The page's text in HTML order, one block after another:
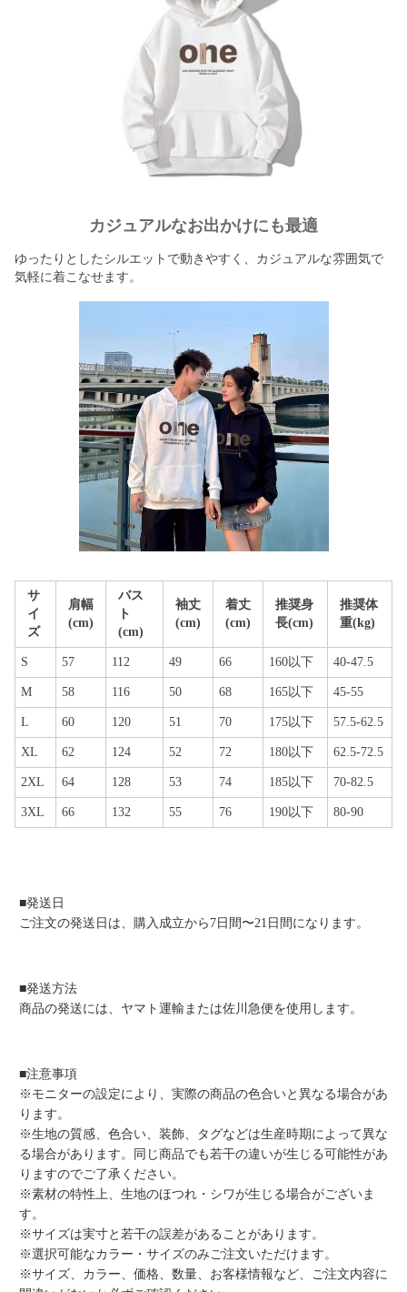
カジュアルなお出かけにも最適
ゆったりとしたシルエットで動きやすく、カジュアルな雰囲気で
気軽に着こなせます。
サ
イ
ズ
肩幅
(cm)
バス
ト
(cm)
袖丈
(cm)
着丈
(cm)
推奨身
長(cm)
推奨体
重(kg)
S 57 112 49 66 160以下 40-47.5
M 58 116 50 68 165以下 45-55
L 60 120 51 70 175以下 57.5-62.5
XL 62 124 52 72 180以下 62.5-72.5
2XL 64 128 53 74 185以下 70-82.5
3XL 66 132 55 76 190以下 80-90
■発送日
ご注文の発送日は、購入成立から7日間〜21日間になります。
■発送方法
商品の発送には、ヤマト運輸または佐川急便を使用します。
■注意事項
※モニターの設定により、実際の商品の色合いと異なる場合があ
ります。
※生地の質感、色合い、装飾、タグなどは生産時期によって異な
る場合があります。同じ商品でも若干の違いが生じる可能性があ
りますのでご了承ください。
※素材の特性上、生地のほつれ・シワが生じる場合がございま
す。
※サイズは実寸と若干の誤差があることがあります。
※選択可能なカラー・サイズのみご注文いただけます。
※サイズ、カラー、価格、数量、お客様情報など、ご注文内容に